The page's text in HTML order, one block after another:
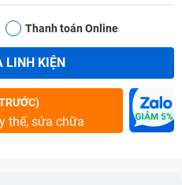
Thanh toán Online
KIỆN
thế, sửa chữa